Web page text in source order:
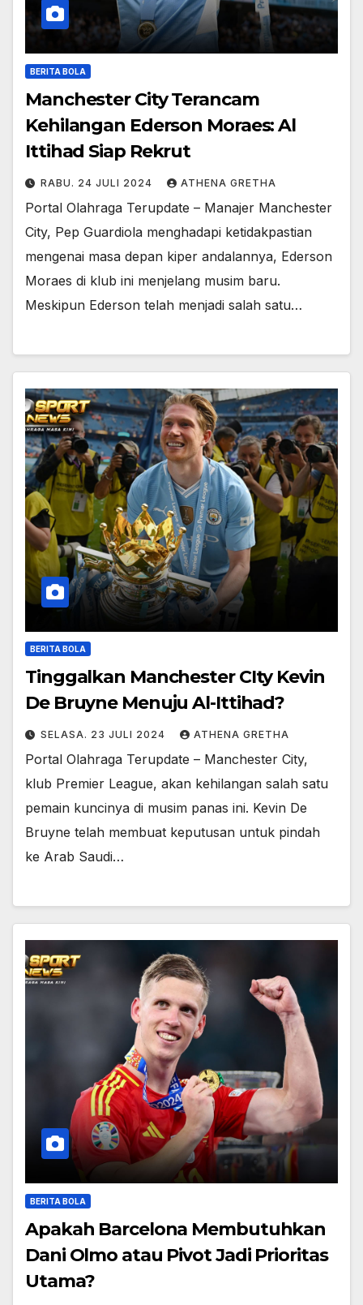
BERITA BOLA
Manchester City Terancam
Kehilangan Ederson Moraes: Al
Ittihad Siap Rekrut
RABU. 24 JULI 2024 ATHENA GRETHA
Portal Olahraga Terupdate – Manajer Manchester
City, Pep Guardiola menghadapi ketidakpastian
mengenai masa depan kiper andalannya, Ederson
Moraes di klub ini menjelang musim baru.
Meskipun Ederson telah menjadi salah satu…
BERITA BOLA
Tinggalkan Manchester CIty Kevin
De Bruyne Menuju Al-Ittihad?
SELASA. 23 JULI 2024 ATHENA GRETHA
Portal Olahraga Terupdate – Manchester City,
klub Premier League, akan kehilangan salah satu
pemain kuncinya di musim panas ini. Kevin De
Bruyne telah membuat keputusan untuk pindah
ke Arab Saudi…
BERITA BOLA
Apakah Barcelona Membutuhkan
Dani Olmo atau Pivot Jadi Prioritas
Utama?